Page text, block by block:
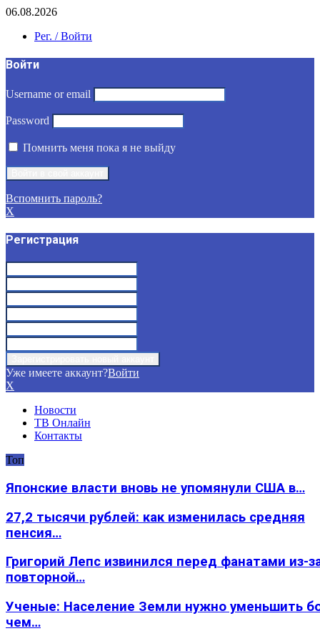
06.08.2026
Рег. / Войти
Войти
Username or email
Password
Помнить меня пока я не выйду
Вспомнить пароль?
X
Регистрация
Уже имеете аккаунт?Войти
X
Новости
ТВ Онлайн
Контакты
Топ
Японские власти вновь не упомянули США в…
27,2 тысячи рублей: как изменилась средняя
пенсия…
Григорий Лепс извинился перед фанатами из-
повторной…
Ученые: Население Земли нужно уменьшить
чем…